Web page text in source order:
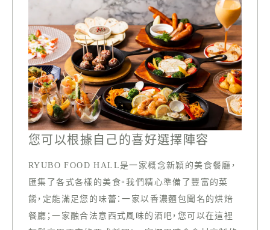
您可以根據自己的喜好選擇陣容
RYUBO FOOD HALL是一家概念新穎的美食餐廳，
匯集了各式各樣的美食。我們精心準備了豐富的菜
餚，定能滿足您的味蕾：一家以香濃麵包聞名的烘焙
餐廳；一家融合法意西式風味的酒吧，您可以在這裡